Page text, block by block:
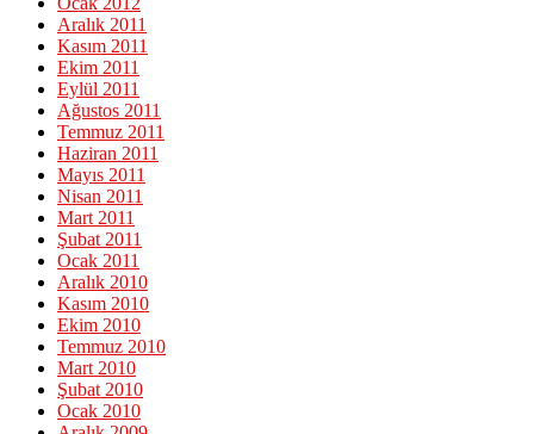
Aralık 2011
Kasım 2011
Ekim 2011
Eylül 2011
Ağustos 2011
Temmuz 2011
Haziran 2011
Mayıs 2011
Nisan 2011
Mart 2011
Şubat 2011
Ocak 2011
Aralık 2010
Kasım 2010
Ekim 2010
Temmuz 2010
Mart 2010
Şubat 2010
Ocak 2010